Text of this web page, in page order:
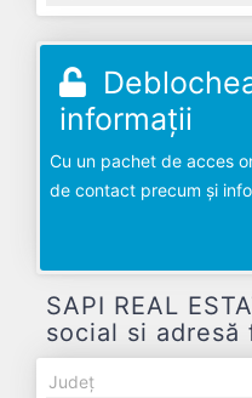
informații
Cu un pachet de acces
de contact precum și
SAPI REAL
social si adresă
Județ